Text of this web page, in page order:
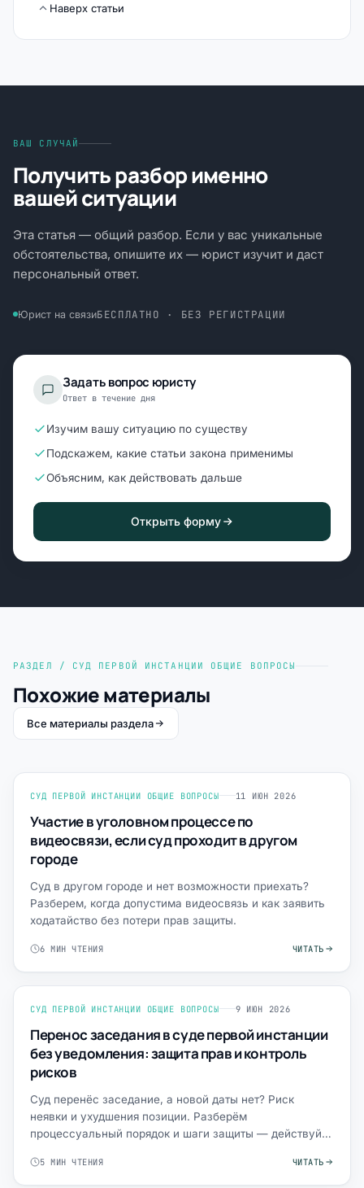
Наверх статьи
ВАШ СЛУЧАЙ
Получить разбор именно
вашей ситуации
Эта статья — общий разбор. Если у вас уникальные
обстоятельства, опишите их — юрист изучит и даст
персональный ответ.
Юрист на связиБЕСПЛАТНО · БЕЗ РЕГИСТРАЦИИ
Задать вопрос юристу
Ответ в течение дня
Изучим вашу ситуацию по существу
Подскажем, какие статьи закона применимы
Объясним, как действовать дальше
Открыть форму
РАЗДЕЛ / СУД ПЕРВОЙ ИНСТАНЦИИ ОБЩИЕ ВОПРОСЫ
Похожие материалы
Все материалы раздела
СУД ПЕРВОЙ ИНСТАНЦИИ ОБЩИЕ ВОПРОСЫ 11 ИЮН 2026
Участие в уголовном процессе по
видеосвязи, если суд проходит в другом
городе
Суд в другом городе и нет возможности приехать?
Разберем, когда допустима видеосвязь и как заявить
ходатайство без потери прав защиты.
6 МИН ЧТЕНИЯ ЧИТАТЬ
СУД ПЕРВОЙ ИНСТАНЦИИ ОБЩИЕ ВОПРОСЫ 9 ИЮН 2026
Перенос заседания в суде первой инстанции
без уведомления: защита прав и контроль
рисков
Суд перенёс заседание, а новой даты нет? Риск
неявки и ухудшения позиции. Разберём
процессуальный порядок и шаги защиты — действуйте
5 МИН ЧТЕНИЯ ЧИТАТЬ